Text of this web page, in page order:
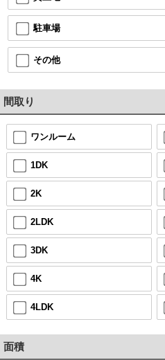
駐車場
その他
間取り
ワンルーム
1DK
2K
2LDK
3DK
4K
4LDK
面積